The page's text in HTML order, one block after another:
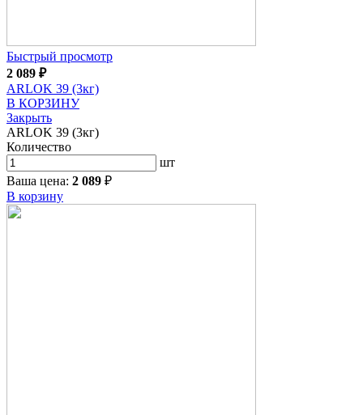
Быстрый просмотр
2 089 ₽
ARLOK 39 (3кг)
В КОРЗИНУ
Закрыть
ARLOK 39 (3кг)
Количество
шт
Ваша цена: 2 089 ₽
В корзину